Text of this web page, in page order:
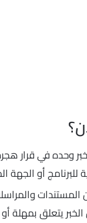
وحده في قرار
للبرنامج أو الجهة
يتعلق بمهلة أو